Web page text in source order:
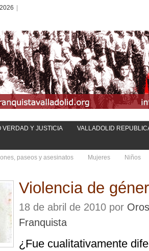
VERDAD Y JUSTICIA
VALLADOLID
paseos y asesinatos Mujeres Niños
Violencia de
18 de abril de 2010 por
Franquista
¿Fue cualitativamente